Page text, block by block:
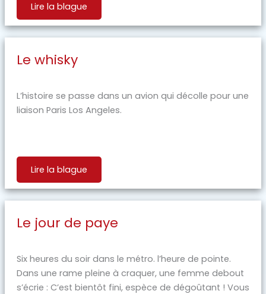
Lire la blague
Le whisky
L’histoire se passe dans un avion qui décolle pour une
liaison Paris Los Angeles.
Lire la blague
Le jour de paye
Six heures du soir dans le métro. l’heure de pointe.
Dans une rame pleine à craquer, une femme debout
s’écrie : C’est bientôt fini, espèce de dégoûtant ! Vous